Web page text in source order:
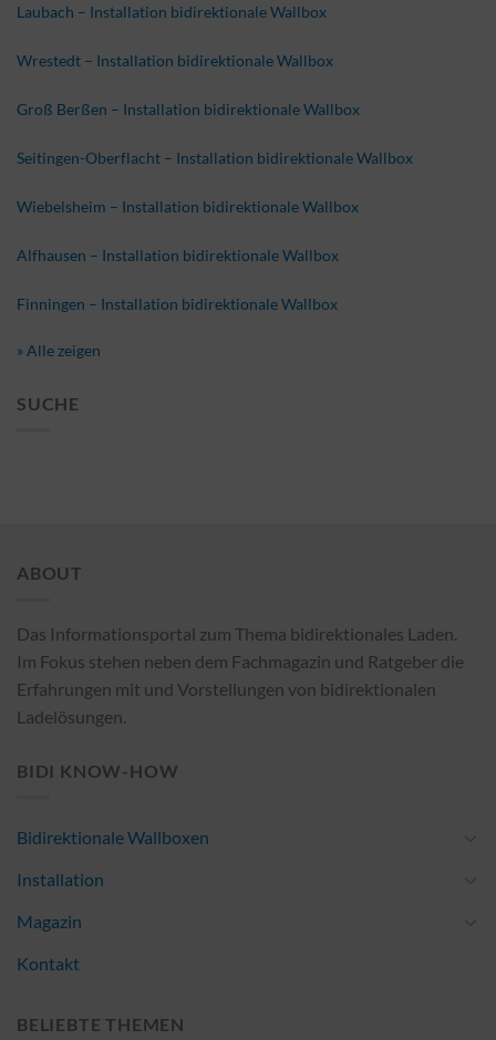
Laubach – Installation bidirektionale Wallbox
Wrestedt – Installation bidirektionale Wallbox
Groß Berßen – Installation bidirektionale Wallbox
Seitingen-Oberflacht – Installation bidirektionale Wallbox
Wiebelsheim – Installation bidirektionale Wallbox
Alfhausen – Installation bidirektionale Wallbox
Finningen – Installation bidirektionale Wallbox
» Alle zeigen
SUCHE
ABOUT
Das Informationsportal zum Thema bidirektionales Laden.
Im Fokus stehen neben dem Fachmagazin und Ratgeber die
Erfahrungen mit und Vorstellungen von bidirektionalen
Ladelösungen.
BIDI KNOW-HOW
Bidirektionale Wallboxen
Installation
Magazin
Kontakt
BELIEBTE THEMEN